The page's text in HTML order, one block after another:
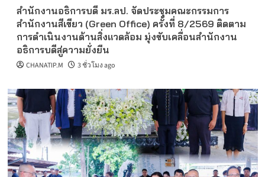
สำนักงานอธิการบดี มร.ลป. จัดประชุมคณะกรรมการ
สำนักงานสีเขียว (Green Office) ครั้งที่ 8/2569 ติดตาม
การดำเนินงานด้านสิ่งแวดล้อม มุ่งขับเคลื่อนสำนักงาน
อธิการบดีสู่ความยั่งยืน
CHANATIP.M 3 ชั่วโมง ago